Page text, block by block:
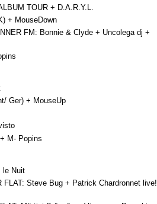
TOUR + D.A.R.Y.L.
+ MouseDown
FM: Bonnie & Clyde + Uncolega dj +
Ger) + MouseUp
M- Popins
le Nuit
Steve Bug + Patrick Chardronnet live!